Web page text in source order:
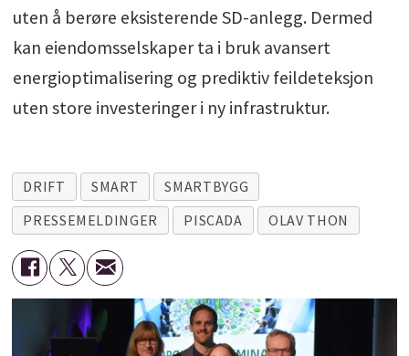
uten å berøre eksisterende SD-anlegg. Dermed
kan eiendomsselskaper ta i bruk avansert
energioptimalisering og prediktiv feildeteksjon
uten store investeringer i ny infrastruktur.
DRIFT SMART
SMARTBYGG
PRESSEMELDINGER
PISCADA OLAV THON